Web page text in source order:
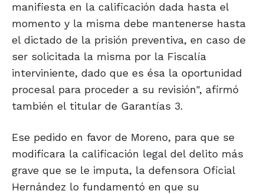
manifiesta en la calificación dada hasta el
momento y la misma debe mantenerse hasta
el dictado de la prisión preventiva, en caso de
ser solicitada la misma por la Fiscalía
interviniente, dado que es ésa la oportunidad
procesal para proceder a su revisión", afirmó
también el titular de Garantías 3.
Ese pedido en favor de Moreno, para que se
modificara la calificación legal del delito más
grave que se le imputa, la defensora Oficial
Hernández lo fundamentó en que su